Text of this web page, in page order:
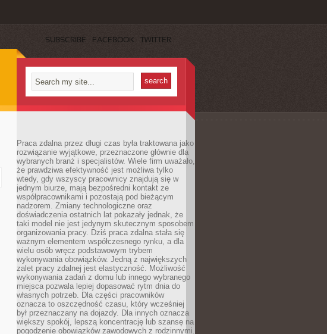
SUBSCRIBE FACEBOOK TWITTER
Praca zdalna przez długi czas była traktowana jako
rozwiązanie wyjątkowe, przeznaczone głównie dla
wybranych branż i specjalistów. Wiele firm uważało,
że prawdziwa efektywność jest możliwa tylko
wtedy, gdy wszyscy pracownicy znajdują się w
jednym biurze, mają bezpośredni kontakt ze
współpracownikami i pozostają pod bieżącym
nadzorem. Zmiany technologiczne oraz
doświadczenia ostatnich lat pokazały jednak, że
taki model nie jest jedynym skutecznym sposobem
organizowania pracy. Dziś praca zdalna stała się
ważnym elementem współczesnego rynku, a dla
wielu osób wręcz podstawowym trybem
wykonywania obowiązków. Jedną z największych
zalet pracy zdalnej jest elastyczność. Możliwość
wykonywania zadań z domu lub innego wybranego
miejsca pozwala lepiej dopasować rytm dnia do
własnych potrzeb. Dla części pracowników
oznacza to oszczędność czasu, który wcześniej
był przeznaczany na dojazdy. Dla innych oznacza
większy spokój, lepszą koncentrację lub szansę na
pogodzenie obowiązków zawodowych z rodzinnymi.